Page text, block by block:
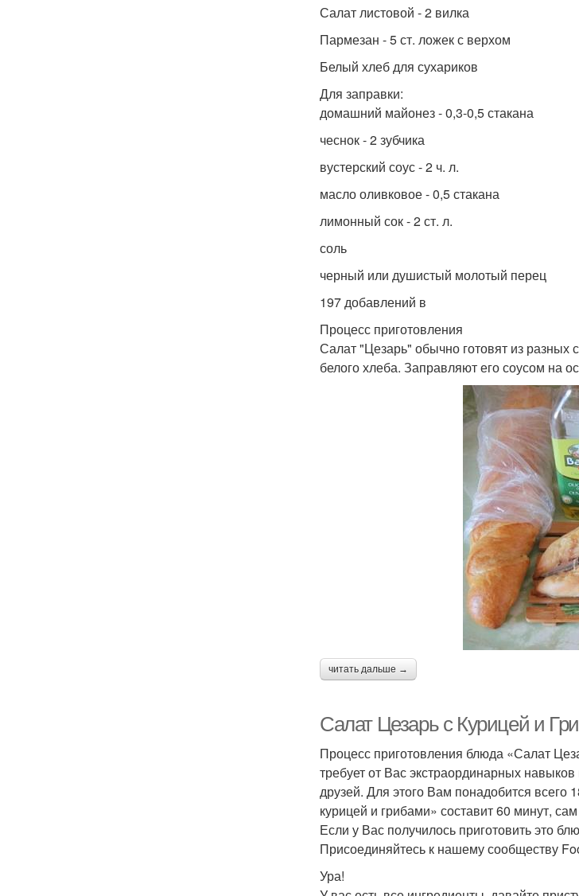
Салат листовой - 2 вилка
Пармезан - 5 ст. ложек с верхом
Белый хлеб для сухариков
Для заправки:
домашний майонез - 0,3-0,5 стакана
чеснок - 2 зубчика
вустерский соус - 2 ч. л.
масло оливковое - 0,5 стакана
лимонный сок - 2 ст. л.
соль
черный или душистый молотый перец
197 добавлений в
Процесс приготовления
Салат "Цезарь" обычно готовят из разных
белого хлеба. Заправляют его соусом на
читать дальше →
Салат Цезарь с Курицей и
Процесс приготовления блюда «Салат
требует от Вас экстраординарных
друзей. Для этого Вам понадобится всего
курицей и грибами» составит 60 минут,
Если у Вас получилось приготовить это
Присоединяйтесь к нашему сообществу
Ура!